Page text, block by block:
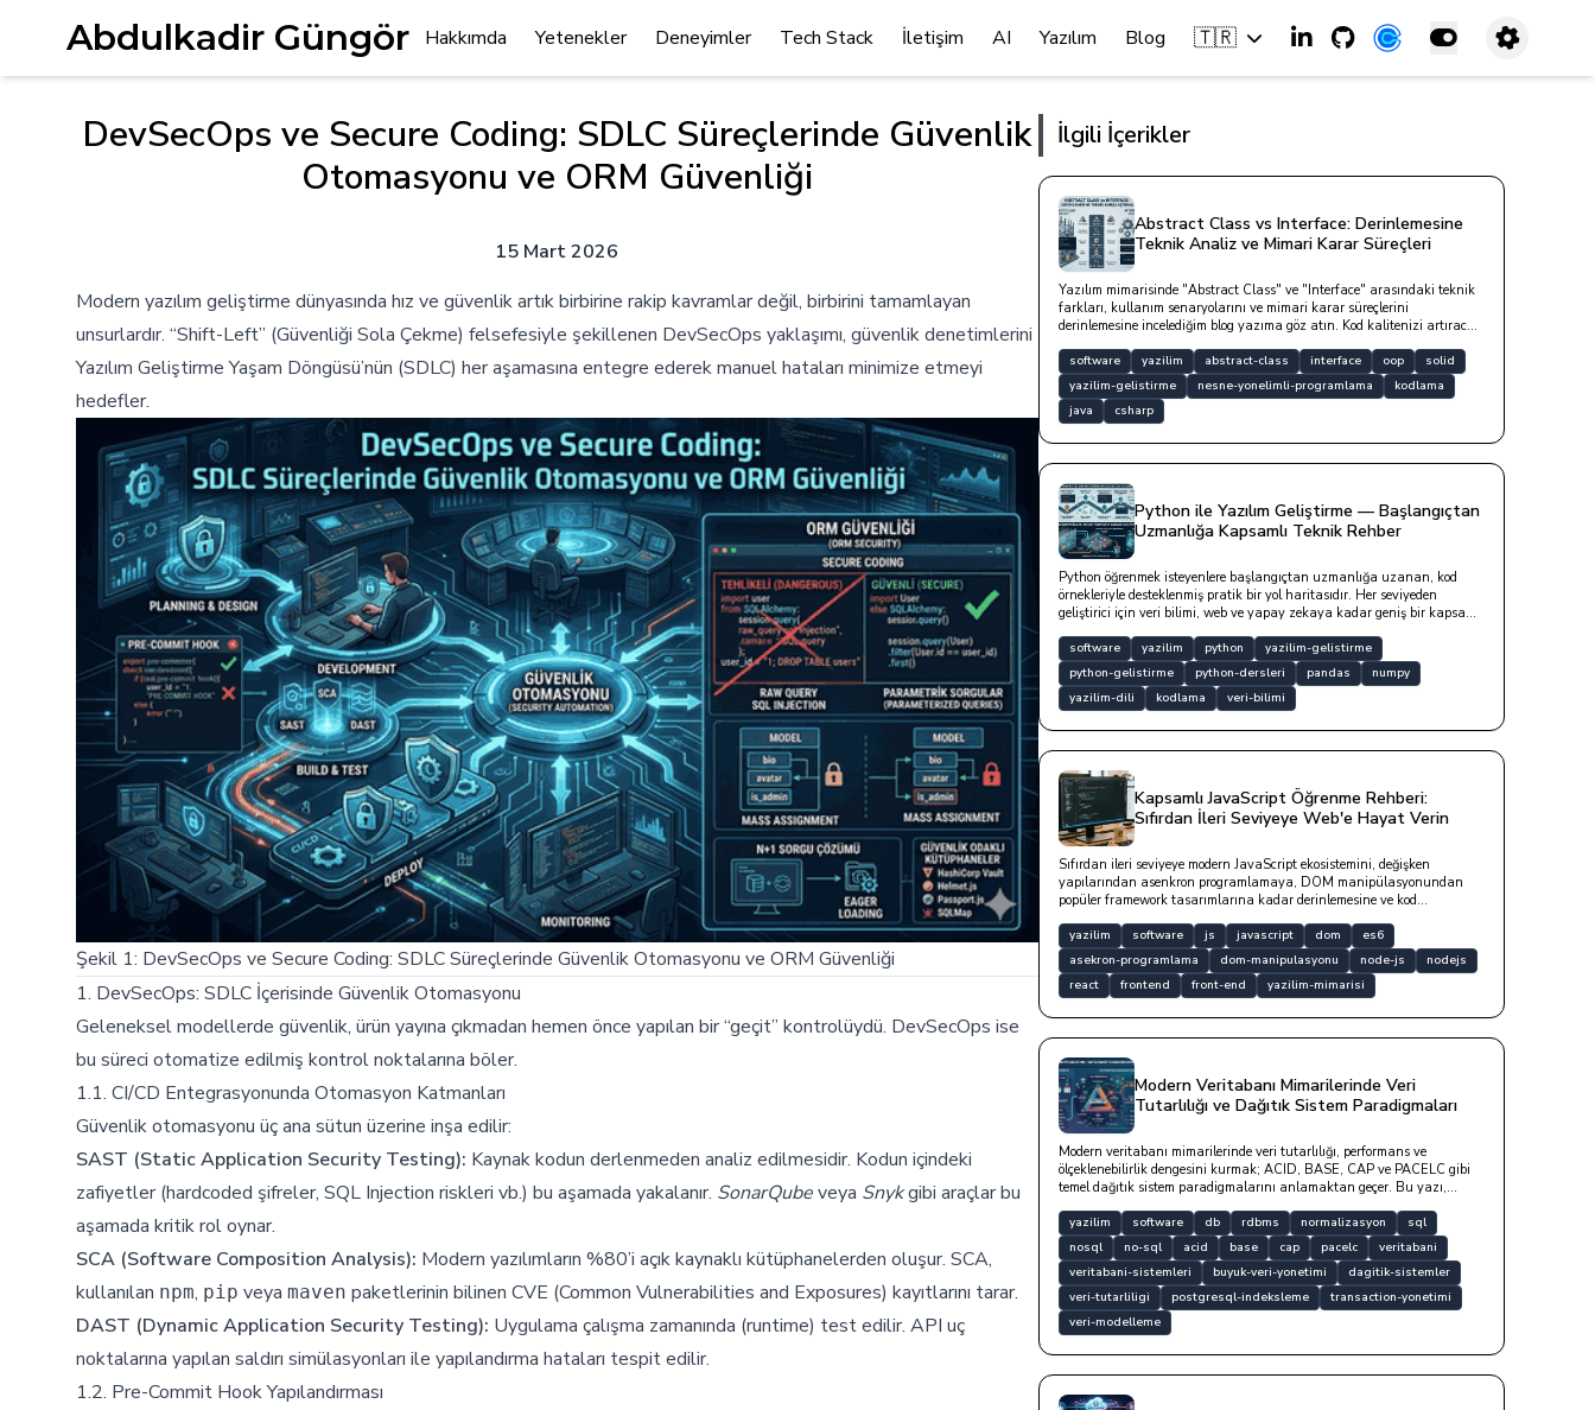
Abdulkadir Güngör Hakkımda Yetenekler Deneyimler Tech Stack İletişim AI Yazılım Blog 🇹🇷
DevSecOps ve Secure Coding: SDLC Süreçlerinde Güvenlik
Otomasyonu ve ORM Güvenliği
15 Mart 2026
Modern yazılım geliştirme dünyasında hız ve güvenlik artık birbirine rakip kavramlar değil, birbirini tamamlayan
unsurlardır. “Shift-Left” (Güvenliği Sola Çekme) felsefesiyle şekillenen DevSecOps yaklaşımı, güvenlik denetimlerini
Yazılım Geliştirme Yaşam Döngüsü’nün (SDLC) her aşamasına entegre ederek manuel hataları minimize etmeyi
hedefler.
Şekil 1: DevSecOps ve Secure Coding: SDLC Süreçlerinde Güvenlik Otomasyonu ve ORM Güvenliği
1. DevSecOps: SDLC İçerisinde Güvenlik Otomasyonu
Geleneksel modellerde güvenlik, ürün yayına çıkmadan hemen önce yapılan bir “geçit” kontrolüydü. DevSecOps ise
bu süreci otomatize edilmiş kontrol noktalarına böler.
1.1. CI/CD Entegrasyonunda Otomasyon Katmanları
Güvenlik otomasyonu üç ana sütun üzerine inşa edilir:
SAST (Static Application Security Testing): Kaynak kodun derlenmeden analiz edilmesidir. Kodun içindeki
zafiyetler (hardcoded şifreler, SQL Injection riskleri vb.) bu aşamada yakalanır. SonarQubeveya Snykgibi araçlar bu
aşamada kritik rol oynar.
SCA (Software Composition Analysis): Modern yazılımların %80’i açık kaynaklı kütüphanelerden oluşur. SCA,
kullanılan npm, pip veya maven paketlerinin bilinen CVE (Common Vulnerabilities and Exposures) kayıtlarını tarar.
DAST (Dynamic Application Security Testing): Uygulama çalışma zamanında (runtime) test edilir. API uç
noktalarına yapılan saldırı simülasyonları ile yapılandırma hataları tespit edilir.
1.2. Pre-Commit Hook Yapılandırması
İlgili İçerikler
Abstract Class vs Interface: Derinlemesine
Teknik Analiz ve Mimari Karar Süreçleri
Yazılım mimarisinde "Abstract Class" ve "Interface" arasındaki teknik
farkları, kullanım senaryolarını ve mimari karar süreçlerini
derinlemesine incelediğim blog yazıma göz atın. Kod kalitenizi artıracak
software yazilim abstract-class interface oop
solid
yazilim-gelistirme
nesne-yonelimli-programlama
kodlama
java
csharp
Python ile Yazılım Geliştirme — Başlangıçtan
Uzmanlığa Kapsamlı Teknik Rehber
Python öğrenmek isteyenlere başlangıçtan uzmanlığa uzanan, kod
örnekleriyle desteklenmiş pratik bir yol haritasıdır. Her seviyeden
geliştirici için veri bilimi, web ve yapay zekaya kadar geniş bir kapsam
software yazilim python
yazilim-gelistirme
python-gelistirme
python-dersleri pandas
numpy
yazilim-dili
kodlama veri-bilimi
Kapsamlı JavaScript Öğrenme Rehberi:
Sıfırdan İleri Seviyeye Web'e Hayat Verin
Sıfırdan ileri seviyeye modern JavaScript ekosistemini, değişken
yapılarından asenkron programlamaya, DOM manipülasyonundan
popüler framework tasarımlarına kadar derinlemesine ve kod
yazilim software js javascript dom
es6
asekron-programlama
dom-manipulasyonu node-js
nodejs
react
frontend front-end yazilim-mimarisi
Modern Veritabanı Mimarilerinde Veri
Tutarlılığı ve Dağıtık Sistem Paradigmaları
Modern veritabanı mimarilerinde veri tutarlılığı, performans ve
ölçeklenebilirlik dengesini kurmak; ACID, BASE, CAP ve PACELC gibi
temel dağıtık sistem paradigmalarını anlamaktan geçer. Bu yazı,
modelleme süreçlerini, normalizasyon formlarını ve kod örnekleriyle
optimizasyon stratejilerini ele almaktadır.
yazilim software db rdbms normalizasyon
sql
nosql
no-sql acid base cap pacelc
veritabani
veritabani-sistemleri
buyuk-veri-yonetimi
dagitik-sistemler
veri-tutarliligi
postgresql-indeksleme
transaction-yonetimi
veri-modelleme